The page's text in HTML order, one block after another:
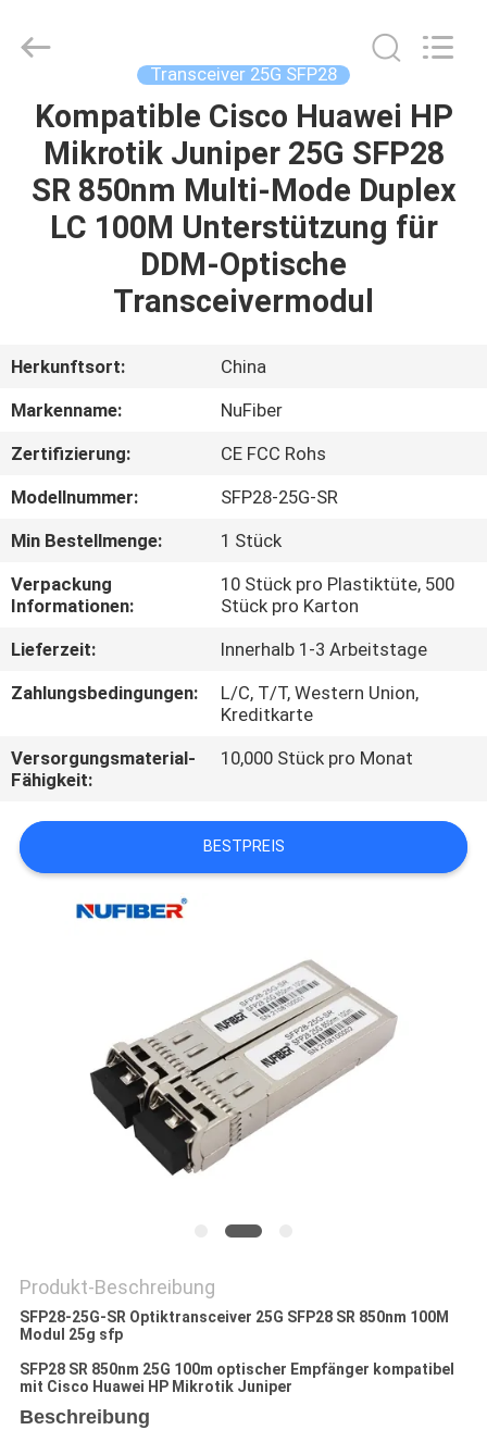
HAUS
PRODUKTE
FABRIK-
AUSFLUG
QUALITÄTSKONTROLLE
TRETEN
SIE
MIT
UNS
IN
NACHRICHTEN
FORDERN
SITEMAP
DATENSCHUTZRICHTLINIE
Co.,Ltd.
Transceiver 25G SFP28
Kompatible Cisco Huawei HP
Mikrotik Juniper 25G SFP28
SR 850nm Multi-Mode Duplex
LC 100M Unterstützung für
DDM-Optische
Transceivermodul
Herkunftsort:
China
Markenname:
NuFiber
Zertifizierung:
CE FCC Rohs
Modellnummer:
SFP28-25G-SR
Min Bestellmenge:
1 Stück
Verpackung
Informationen:
10 Stück pro Plastiktüte, 500
Stück pro Karton
Lieferzeit:
Innerhalb 1-3 Arbeitstage
Zahlungsbedingungen:
L/C, T/T, Western Union,
Kreditkarte
Versorgungsmaterial-
Fähigkeit:
10,000 Stück pro Monat
BESTPREIS
Produkt-Beschreibung
SFP28-25G-SR Optiktransceiver 25G SFP28 SR 850nm 100M
Modul 25g sfp
SFP28 SR 850nm 25G 100m optischer Empfänger kompatibel
mit Cisco Huawei HP Mikrotik Juniper
Beschreibung